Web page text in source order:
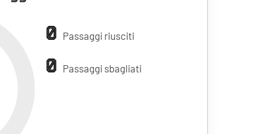
0 Passaggi riusciti
0 Passaggi sbagliati